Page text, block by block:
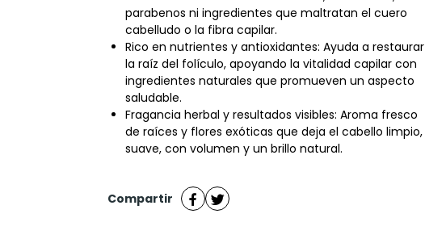
parabenos ni ingredientes que maltratan el cuero
cabelludo o la fibra capilar.
Rico en nutrientes y antioxidantes: Ayuda a restaurar
la raíz del folículo, apoyando la vitalidad capilar con
ingredientes naturales que promueven un aspecto
saludable.
Fragancia herbal y resultados visibles: Aroma fresco
de raíces y flores exóticas que deja el cabello limpio,
suave, con volumen y un brillo natural.
Compartir